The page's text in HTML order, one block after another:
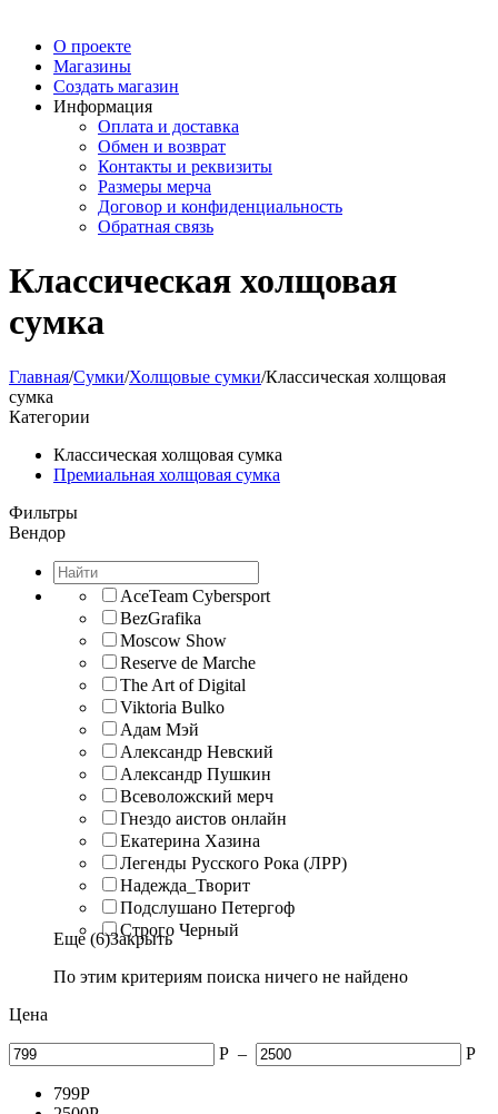
О проекте
Магазины
Создать магазин
Информация
Оплата и доставка
Обмен и возврат
Контакты и реквизиты
Размеры мерча
Договор и конфиденциальность
Обратная связь
Классическая холщовая
сумка
Главная/Сумки/Холщовые сумки/Классическая холщовая
сумка
Категории
Классическая холщовая сумка
Премиальная холщовая сумка
Фильтры
Вендор
AceTeam Cybersport
BezGrafika
Moscow Show
Reserve de Marche
The Art of Digital
Viktoria Bulko
Адам Мэй
Александр Невский
Александр Пушкин
Всеволожский мерч
Гнездо аистов онлайн
Екатерина Хазина
Легенды Русского Рока (ЛРР)
Надежда_Творит
Подслушано Петергоф
Строго Черный
Еще (6)Закрыть
По этим критериям поиска ничего не найдено
Цена
Р – Р
799Р